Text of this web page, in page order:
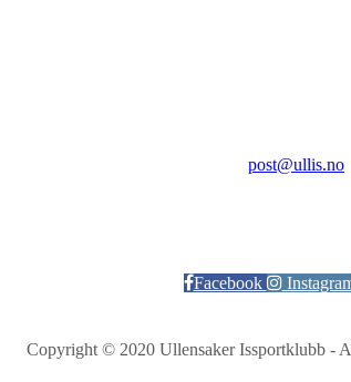
post@ullis.no
Facebook
Copyright © 2020 Ullensaker Issportklubb -